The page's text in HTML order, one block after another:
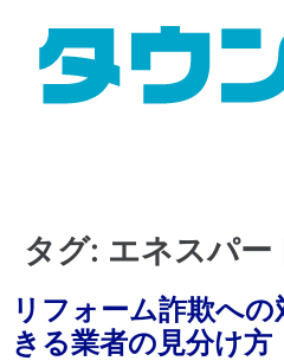
タグ: エネスパー
リフォーム詐欺へ
きる業者の見分け方